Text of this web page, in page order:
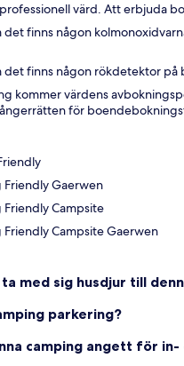
värd. Att erbjuda
det finns någon
det finns någon rökdetektor på
kommer värdens
för
Friendly Gaerwen
Friendly Campsite
Campsite Gaerwen
med sig husdjur till
parkering?
camping angett för in-